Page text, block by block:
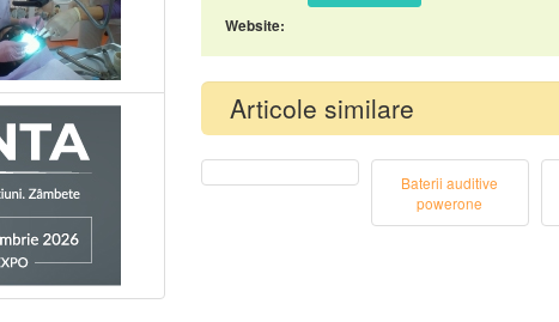
Website:
Articole similare
Baterii auditive
powerone